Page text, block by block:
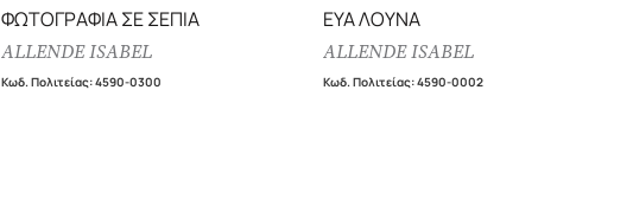
ΦΩΤΟΓΡΑΦΙΑ ΣΕ ΣΕΠΙΑ
ALLENDE ISABEL
Κωδ. Πολιτείας:4590-0300
ΕΥΑ ΛΟΥΝΑ
ALLENDE ISABEL
Κωδ. Πολιτείας:4590-0002